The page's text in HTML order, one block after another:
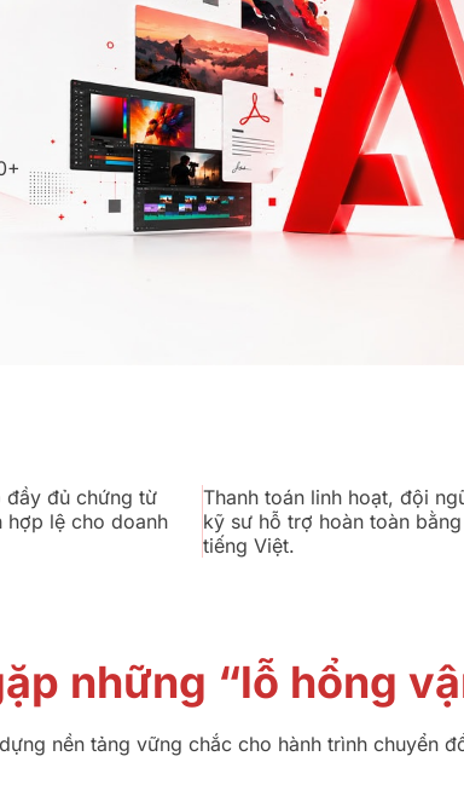
đầy đủ chứng từ
hợp lệ cho doanh
Thanh toán linh hoạt, đội
kỹ sư hỗ trợ hoàn toàn bằng
tiếng Việt.
những “lỗ hổng
nền tảng vững chắc cho hành trình chuyển